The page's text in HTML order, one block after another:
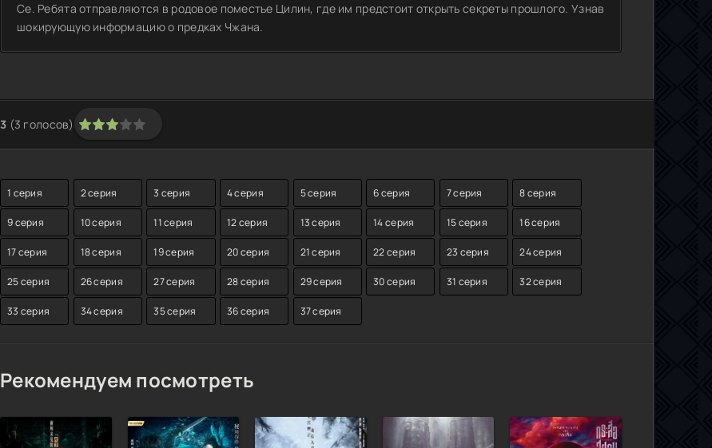
Се. Ребята отправляются в родовое поместье Цилин, где им предстоит открыть секреты прошлого. Узнав
шокирующую информацию о предках Чжана.
3 (3 голосов)
1 2 3 4 5
1 серия 2 серия 3 серия 4 серия 5 серия 6 серия 7 серия 8 серия
9 серия 10 серия 11 серия 12 серия 13 серия 14 серия 15 серия 16 серия
17 серия 18 серия 19 серия 20 серия 21 серия 22 серия 23 серия 24 серия
25 серия 26 серия 27 серия 28 серия 29 серия 30 серия 31 серия 32 серия
33 серия 34 серия 35 серия 36 серия 37 серия
Рекомендуем посмотреть